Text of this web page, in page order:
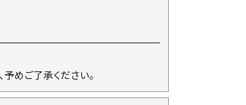
めご了承ください。